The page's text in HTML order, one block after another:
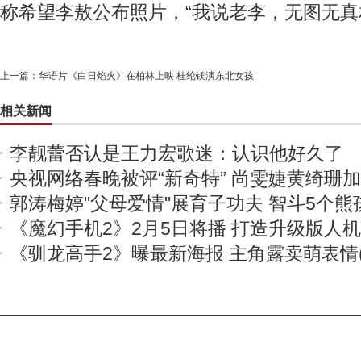
称希望李敖公布照片，“我说老李，无图无
上一篇： 华语片《白日焰火》在柏林上映 桂纶镁演东北女孩
相关新闻
李靓蕾否认是王力宏歌迷：认识他好久了
央视网络春晚被评“新奇特” 尚雯婕黄绮珊
郭涛梅婷"父母爱情"展育子功夫 智斗5个熊
《魔幻手机2》2月5日将播 打造升级版人
《驯龙高手2》曝最新海报 主角露卖萌表